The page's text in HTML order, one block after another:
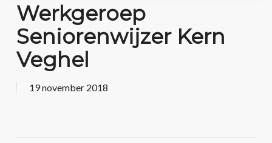
Werkgeroep
Seniorenwijzer Kern
Veghel
19 november 2018